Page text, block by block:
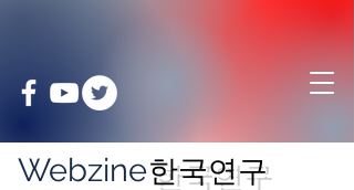
Webzine한국연구